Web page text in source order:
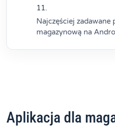
Najczęściej zadawane
magazynową na
Aplikacja dla